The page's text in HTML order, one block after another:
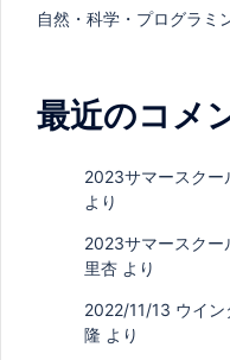
自然・科学・プログラミ
最近のコメ
2023サマースクー
より
2023サマースクー
里杏 より
2022/11/13 ウイン
隆 より